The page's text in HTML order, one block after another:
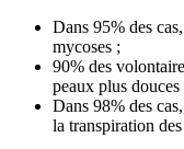
Dans 95% des
mycoses ;
90% des
peaux plus douces
Dans 98% des
la transpiration